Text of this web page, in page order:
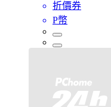
折價券
P幣